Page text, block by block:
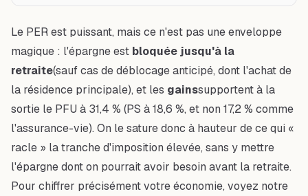
Le PER est puissant, mais ce n'est pas une enveloppe
magique : l'épargne est bloquée jusqu'à la
retraite(sauf cas de déblocage anticipé, dont l'achat de
la résidence principale), et les gainssupportent à la
sortie le PFU à 31,4 % (PS à 18,6 %, et non 17,2 % comme
l'assurance-vie). On le sature donc à hauteur de ce qui «
racle » la tranche d'imposition élevée, sans y mettre
l'épargne dont on pourrait avoir besoin avant la retraite.
Pour chiffrer précisément votre économie, voyez notre